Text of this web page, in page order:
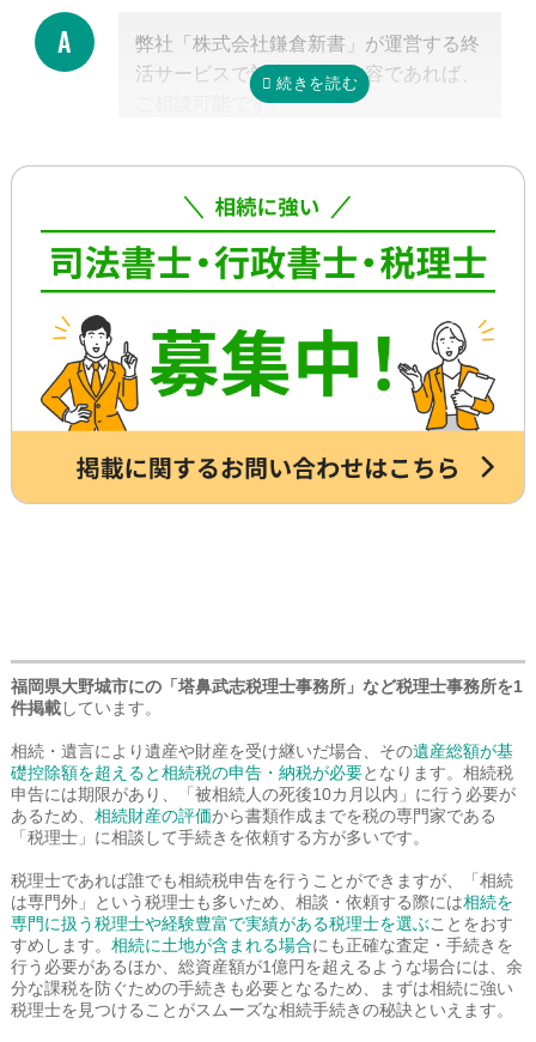
これに相続税申告が加わると、相談発生
後10カ月以内に申告しなければならない
ため、早めの動き出しが肝心です。
る場合、平日昼間に何度も役所に行くな
どさらに時間がかかるので、専門家に任
せたほうが早く確実に手続きが進み、ス
トレスもなく安心でしょう。
弊社「株式会社鎌倉新書」が運営する終
活サービスで対応可能な内容であれば、
ご相談可能です。
却支援、のこされた高齢のご家族の見守
り・介護支援、相続した財産の資産運用
のご相談、本位牌や法要・海洋散骨・お
墓など仏事に関するご相談などです。
詳しくは専門スタッフまでお問合せくだ
福岡県大野城市にの「塔鼻武志税理士事務所」など税理士事務所を1
件掲載しています。
相続・遺言により遺産や財産を受け継いだ場合、その遺産総額が基
礎控除額を超えると相続税の申告・納税が必要となります。相続税
申告には期限があり、「被相続人の死後10カ月以内」に行う必要が
あるため、 相続財産の評価から書類作成までを税の専門家である
「税理士」に相談して手続きを依頼する方が多いです。
税理士であれば誰でも相続税申告を行うことができますが、「相続
は専門外」という税理士も多いため、相談・依頼する際には相続を
専門に扱う税理士や経験豊富で実績がある税理士を選ぶことをおす
すめします。 相続に土地が含まれる場合にも正確な査定・手続きを
行う必要があるほか、総資産額が1億円を超えるような場合には、余
分な課税を防ぐための手続きも必要となるため、まずは相続に強い
税理士を見つけることがスムーズな相続手続きの秘訣といえます。